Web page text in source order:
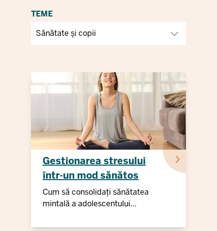
TEME
Gestionarea stresului
într-un mod sănătos
Cum să consolidați sănătatea
mintală a adolescentului